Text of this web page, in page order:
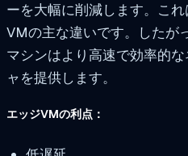
ーを大幅に削減します。こ
VMの主な違いです。したが
マシンはより高速で効率的
ャを提供します。
エッジVMの利点：